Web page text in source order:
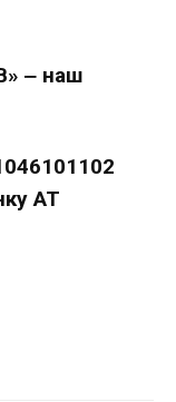
‒ наш
АТ